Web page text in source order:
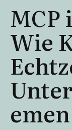
MCP
Wie